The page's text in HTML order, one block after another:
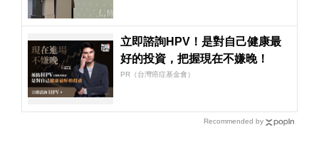
立即諮詢HPV！是對自己健康最
好的投資，把握現在不嫌晚！
PR（台灣癌症基金會）
Recommended by